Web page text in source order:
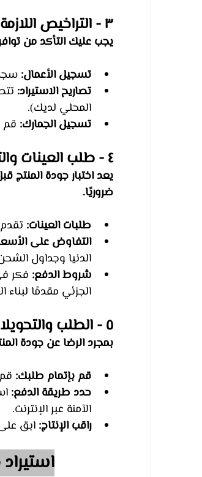
٣ - التراخيص اللازمة لعملية استيراد ملابس الاطفال من تركيا
يجب عليك التأكد من
تسجيل الأعمال:
تصاريح الاستيراد:
المحلي لديك).
تسجيل الجمارك: قم
٤ - طلب العينات والتفاوض
يعد اختبار جودة المنتج
ضروريًا.
طلبات العينات:
التفاوض على
الدنيا وجداول
شروط الدفع:
الجزئي مقدمًا لبناء
٥ - الطلب والتحويلات المالية
بمجرد الرضا عن جودة
قم بإتمام طلبك:
حدد طريقة الدفع:
الآمنة عبر الإنترنت.
راقب الإنتاج: ابق على